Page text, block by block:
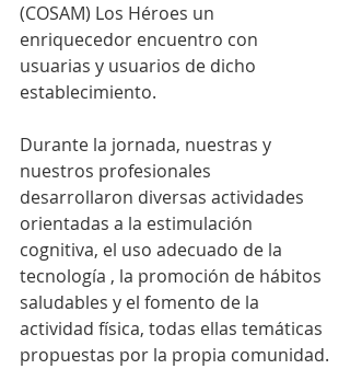
(COSAM) Los Héroes un
enriquecedor encuentro con
usuarias y usuarios de dicho
establecimiento.
Durante la jornada, nuestras y
nuestros profesionales
desarrollaron diversas actividades
orientadas a la estimulación
cognitiva, el uso adecuado de la
tecnología , la promoción de hábitos
saludables y el fomento de la
actividad física, todas ellas temáticas
propuestas por la propia comunidad.